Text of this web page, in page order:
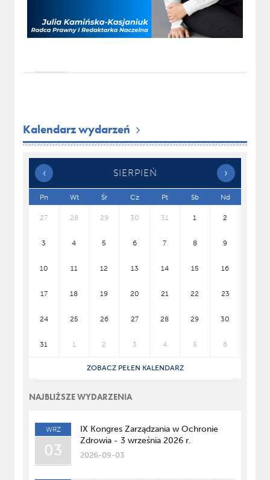
Kalendarz wydarzeń
‹ SIERPIEŃ ›
Pn Wt Śr Cz Pt Sb Nd
27 28 29 30 31 1 2
3 4 5 6 7 8 9
10 11 12 13 14 15 16
17 18 19 20 21 22 23
24 25 26 27 28 29 30
31 1 2 3 4 5 6
ZOBACZ PEŁEN KALENDARZ
NAJBLIŻSZE WYDARZENIA
WRZ
03
IX Kongres Zarządzania w Ochronie
Zdrowia - 3 września 2026 r.
2026-09-03